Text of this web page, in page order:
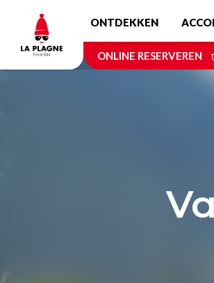
content
ONTDEKKEN
ONLINE RESERVEREN